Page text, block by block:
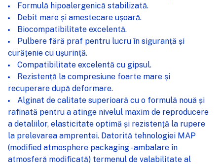
Formulă hipoalergenică stabilizată.
Debit mare și amestecare ușoară.
Biocompatibilitate excelentă.
Pulbere fără praf pentru lucru în siguranță și
curățenie cu ușurință.
Compatibilitate excelentă cu gipsul.
Rezistență la compresiune foarte mare și
recuperare după deformare.
Alginat de calitate superioară cu o formulă nouă și
rafinată pentru a atinge nivelul maxim de reproducere
a detaliilor, elasticitate optimă și rezistență la rupere
la prelevarea amprentei. Datorită tehnologiei MAP
(modified atmosphere packaging - ambalare în
atmosferă modificată) termenul de valabilitate al